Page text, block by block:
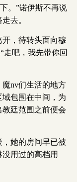
。”诺伊斯不再说
去。
，待转头面向穆
走吧，我先带你回
nv们生活的地方
包围在中间，为
廷范围之前便会
她的房间早已被
用过的高档用